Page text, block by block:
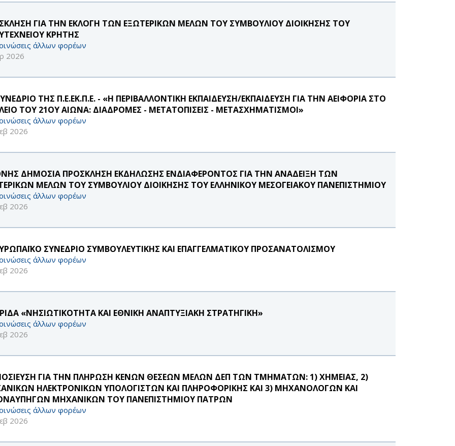
ΓΙΑ ΤΗΝ ΕΚΛΟΓΗ ΤΩΝ ΕΞΩΤΕΡΙΚΩΝ ΜΕΛΩΝ ΤΟΥ ΣΥΜΒΟΥΛΙΟΥ ΔΙΟΙΚΗΣΗΣ ΤΟΥ
ΚΡΗΤΗΣ
άλλων φορέων
2026
ΤΗΣ Π.Ε.ΕΚ.Π.Ε. - «Η ΠΕΡΙΒΑΛΛΟΝΤΙΚΗ ΕΚΠΑΙΔΕΥΣΗ/ΕΚΠΑΙΔΕΥΣΗ ΓΙΑ ΤΗΝ ΑΕΙΦΟΡΙΑ ΣΤΟ
ΤΟΥ 21ΟΥ ΑΙΩΝΑ: ΔΙΑΔΡΟΜΕΣ - ΜΕΤΑΤΟΠΙΣΕΙΣ - ΜΕΤΑΣΧΗΜΑΤΙΣΜΟΙ»
άλλων φορέων
2026
ΔΗΜΟΣΙΑ ΠΡΟΣΚΛΗΣΗ ΕΚΔΗΛΩΣΗΣ ΕΝΔΙΑΦΕΡΟΝΤΟΣ ΓΙΑ ΤΗΝ ΑΝΑΔΕΙΞΗ ΤΩΝ
ΜΕΛΩΝ ΤΟΥ ΣΥΜΒΟΥΛΙΟΥ ΔΙΟΙΚΗΣΗΣ ΤΟΥ ΕΛΛΗΝΙΚΟΥ ΜΕΣΟΓΕΙΑΚΟΥ ΠΑΝΕΠΙΣΤΗΜΙΟΥ
άλλων φορέων
2026
ΣΥΝΕΔΡΙΟ ΣΥΜΒΟΥΛΕΥΤΙΚΗΣ ΚΑΙ ΕΠΑΓΓΕΛΜΑΤΙΚΟΥ ΠΡΟΣΑΝΑΤΟΛΙΣΜΟΥ
άλλων φορέων
2026
«ΝΗΣΙΩΤΙΚΟΤΗΤΑ ΚΑΙ ΕΘΝΙΚΗ ΑΝΑΠΤΥΞΙΑΚΗ ΣΤΡΑΤΗΓΙΚΗ»
άλλων φορέων
2026
ΓΙΑ ΤΗΝ ΠΛΗΡΩΣΗ ΚΕΝΩΝ ΘΕΣΕΩΝ ΜΕΛΩΝ ΔΕΠ ΤΩΝ ΤΜΗΜΑΤΩΝ: 1) ΧΗΜΕΙΑΣ, 2)
ΗΛΕΚΤΡΟΝΙΚΩΝ ΥΠΟΛΟΓΙΣΤΩΝ ΚΑΙ ΠΛΗΡΟΦΟΡΙΚΗΣ ΚΑΙ 3) ΜΗΧΑΝΟΛΟΓΩΝ ΚΑΙ
ΜΗΧΑΝΙΚΩΝ ΤΟΥ ΠΑΝΕΠΙΣΤΗΜΙΟΥ ΠΑΤΡΩΝ
άλλων φορέων
2026